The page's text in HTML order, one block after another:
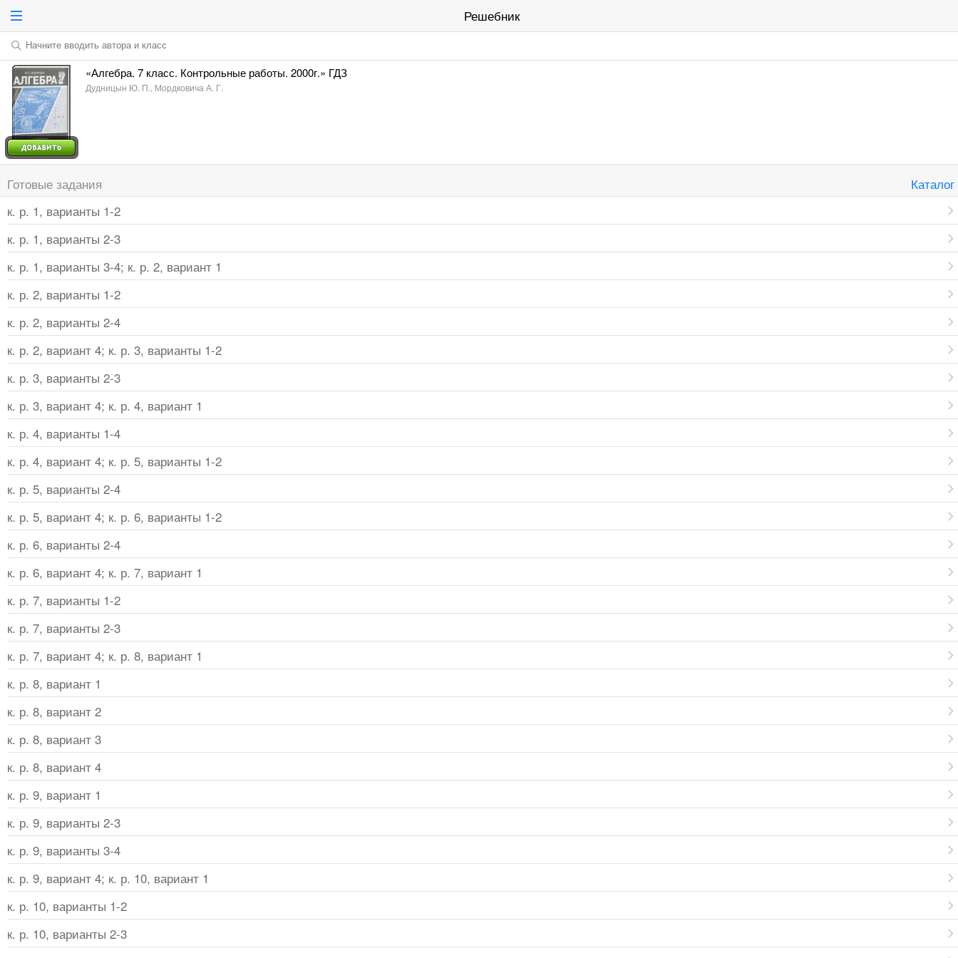
Решебник
Начните вводить автора и класс
«Алгебра. 7 класс. Контрольные работы. 2000г.» ГДЗ
Дудницын Ю. П., Мордковича А. Г.
Готовые задания
Каталог
к. р. 1, варианты 1-2
к. р. 1, варианты 2-3
к. р. 1, варианты 3-4; к. р. 2, вариант 1
к. р. 2, варианты 1-2
к. р. 2, варианты 2-4
к. р. 2, вариант 4; к. р. 3, варианты 1-2
к. р. 3, варианты 2-3
к. р. 3, вариант 4; к. р. 4, вариант 1
к. р. 4, варианты 1-4
к. р. 4, вариант 4; к. р. 5, варианты 1-2
к. р. 5, варианты 2-4
к. р. 5, вариант 4; к. р. 6, варианты 1-2
к. р. 6, варианты 2-4
к. р. 6, вариант 4; к. р. 7, вариант 1
к. р. 7, варианты 1-2
к. р. 7, варианты 2-3
к. р. 7, вариант 4; к. р. 8, вариант 1
к. р. 8, вариант 1
к. р. 8, вариант 2
к. р. 8, вариант 3
к. р. 8, вариант 4
к. р. 9, вариант 1
к. р. 9, варианты 2-3
к. р. 9, варианты 3-4
к. р. 9, вариант 4; к. р. 10, вариант 1
к. р. 10, варианты 1-2
к. р. 10, варианты 2-3